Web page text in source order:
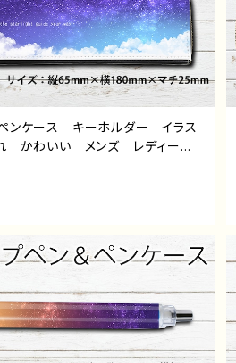
ンケース キーホルダー イラス
かわいい メンズ レディー
おすすめ 個性的 綺麗 人
レーター クリエイター 絵師
デザイン グッズ タイトル：星夜